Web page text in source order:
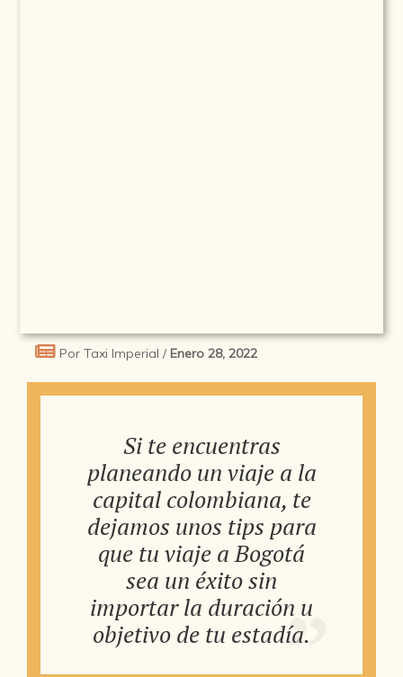
Por Taxi Imperial / Enero 28, 2022
Si te encuentras
planeando un viaje a la
capital colombiana, te
dejamos unos tips para
que tu viaje a Bogotá
sea un éxito sin
importar la duración u
objetivo de tu estadía.